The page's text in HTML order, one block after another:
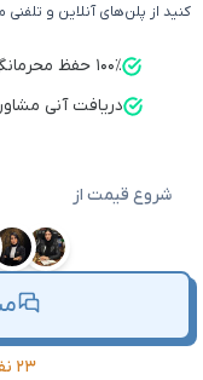
کنید از پلن‌های آنلاین و
۱۰۰٪ حفظ محرمانگی
دریافت آنی
شروع قیمت از
۲۳ نفر امروز